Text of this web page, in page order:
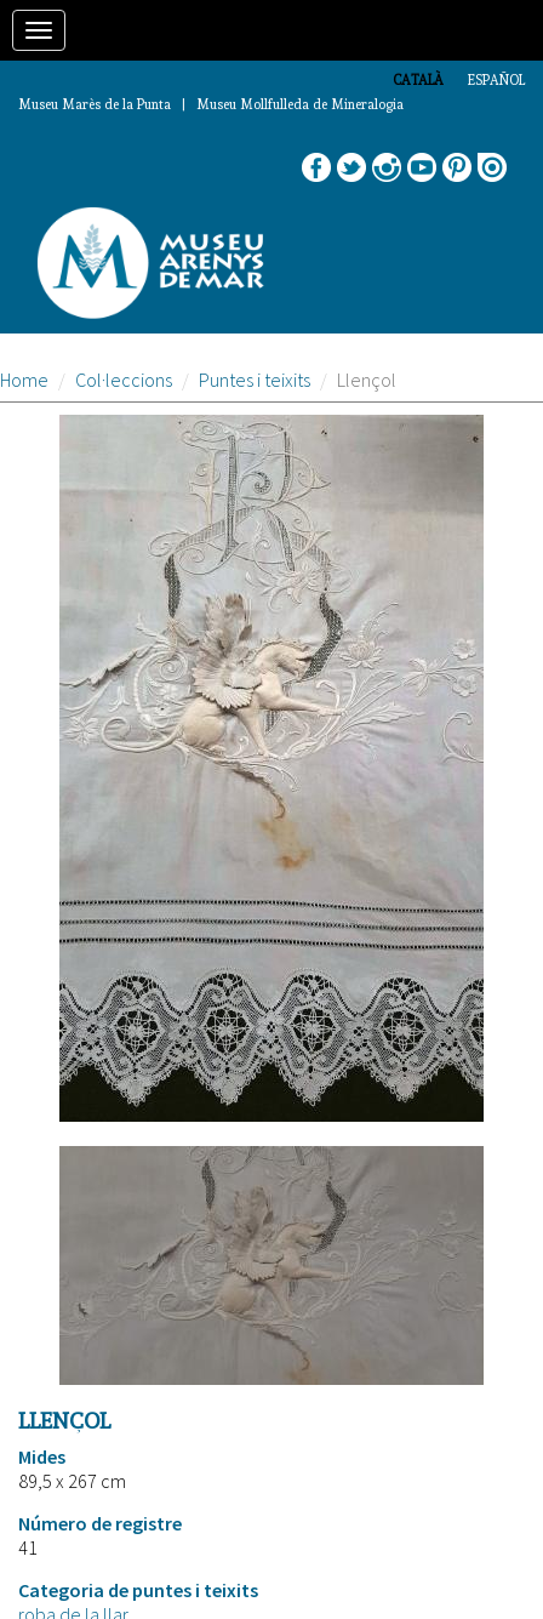
Vés
contingutToggle
ESPAÑOL
CATALÀ
Museu Marès de la Punta | Museu Mollfulleda de Mineralogia
Home Col·leccions Puntes i teixits Llençol
LLENÇOL
Mides
89,5 x 267 cm
Número de registre
41
Categoria de puntes i teixits
roba de la llar